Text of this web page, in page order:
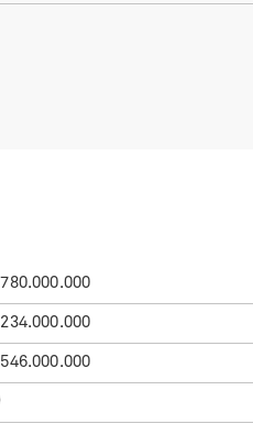
780.000.000
234.000.000
546.000.000